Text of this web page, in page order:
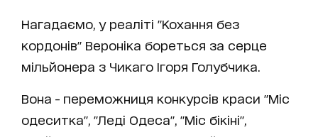
Нагадаємо, у реаліті "Кохання без
кордонів" Вероніка бореться за серце
мільйонера з Чикаго Ігоря Голубчика.
Вона - переможниця конкурсів краси "Міс
одеситка", "Леді Одеса", "Міс бікіні",